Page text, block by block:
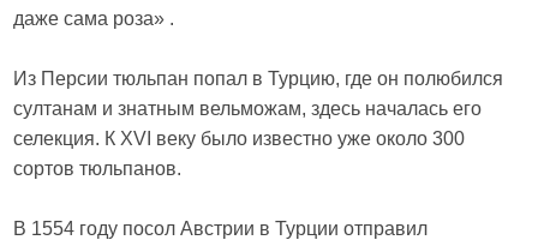
даже сама роза» .
Из Персии тюльпан попал в Турцию, где он полюбился
султанам и знатным вельможам, здесь началась его
селекция. К XVI веку было известно уже около 300
сортов тюльпанов.
В 1554 году посол Австрии в Турции отправил